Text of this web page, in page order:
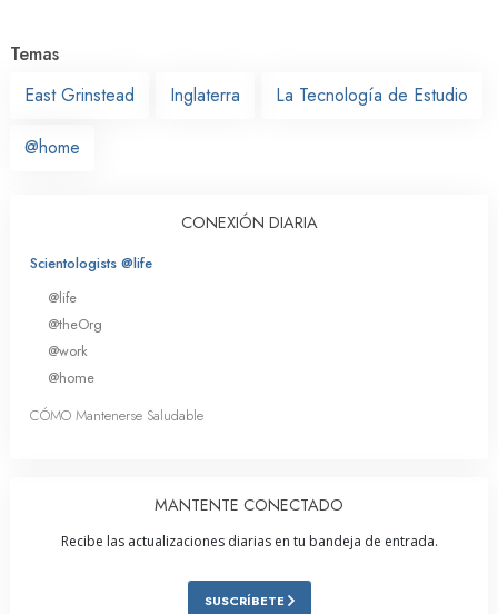
Temas
East Grinstead
Inglaterra La Tecnología de Estudio
@home
CONEXIÓN DIARIA
Scientologists @life
@life
@theOrg
@work
@home
CÓMO Mantenerse Saludable
MANTENTE CONECTADO
Recibe las actualizaciones diarias en tu bandeja de entrada.
SUSCRÍBETE